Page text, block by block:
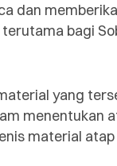
dan
bagi
yang
menentukan
material